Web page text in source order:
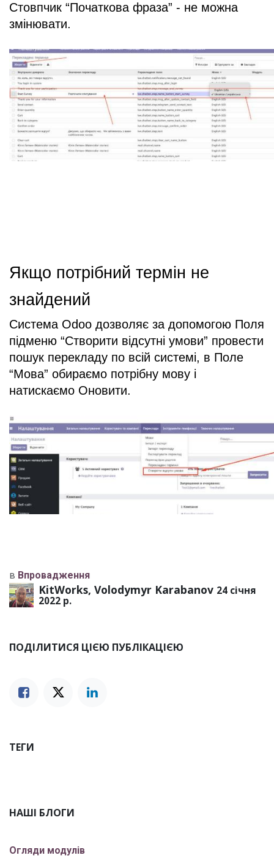
Стовпчик “Початкова фраза” - не можна
змінювати.
Якщо потрібний термін не
знайдений
Система Odoo дозволяє за допомогою Поля
підменю “Створити відсутні умови” провести
пошук перекладу по всій системі, в Поле
“Мова” обираємо потрібну мову і
натискаємо Оновити.
в Впровадження
KitWorks, Volodymyr Karabanov 24 січня
2022 р.
ПОДІЛИТИСЯ ЦІЄЮ ПУБЛІКАЦІЄЮ
ТЕГИ
НАШІ БЛОГИ
Огляди модулів